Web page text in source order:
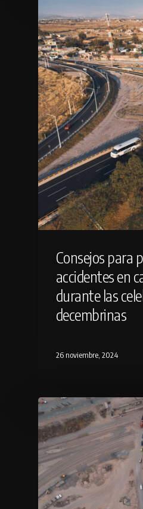
Consejos para
accidentes en
durante las
decembrinas
26 noviembre, 2024